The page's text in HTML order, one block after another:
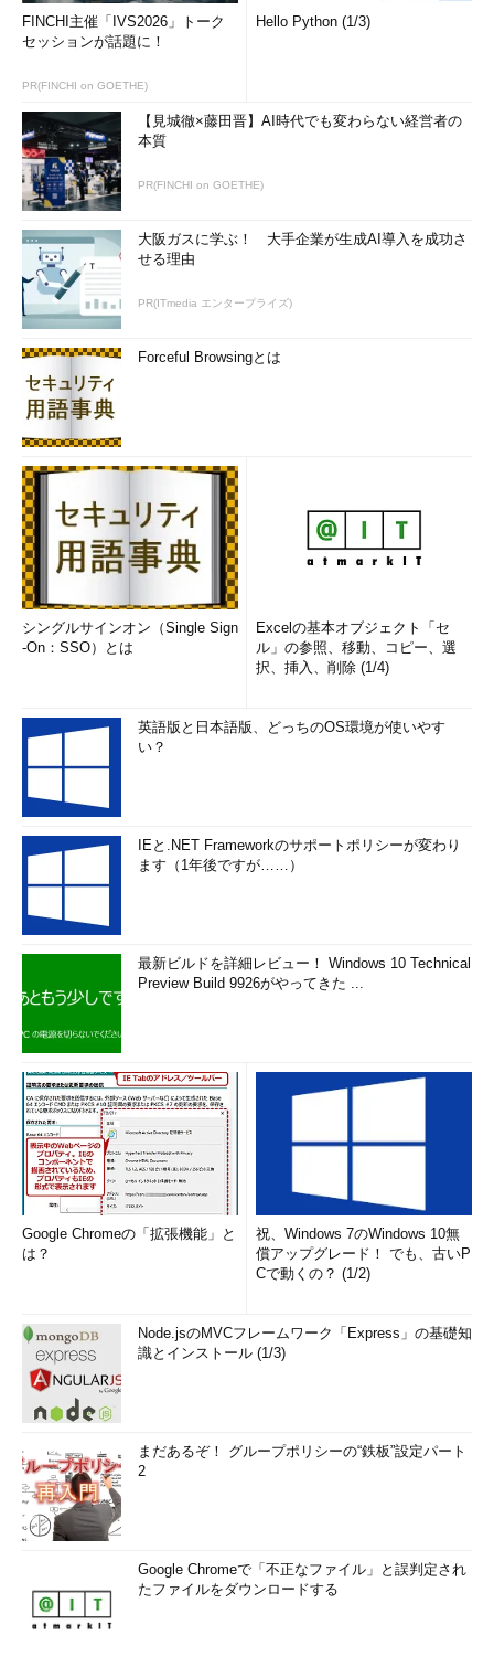
FINCHI主催「IVS2026」トーク
セッションが話題に！
PR(FINCHI on GOETHE)
Hello Python (1/3)
【見城徹×藤田晋】AI時代でも変わらない経営者の
本質
PR(FINCHI on GOETHE)
大阪ガスに学ぶ！ 大手企業が生成AI導入を成功さ
せる理由
PR(ITmedia エンタープライズ)
Forceful Browsingとは
シングルサインオン（Single Sign
-On：SSO）とは
Excelの基本オブジェクト「セ
ル」の参照、移動、コピー、選
択、挿入、削除 (1/4)
英語版と日本語版、どっちのOS環境が使いやす
い？
IEと.NET Frameworkのサポートポリシーが変わり
ます（1年後ですが……）
最新ビルドを詳細レビュー！ Windows 10 Technical
Preview Build 9926がやってきた ...
Google Chromeの「拡張機能」と
は？
祝、Windows 7のWindows 10無
償アップグレード！ でも、古いP
Cで動くの？ (1/2)
Node.jsのMVCフレームワーク「Express」の基礎知
識とインストール (1/3)
まだあるぞ！ グループポリシーの“鉄板”設定パート
2
Google Chromeで「不正なファイル」と誤判定され
たファイルをダウンロードする